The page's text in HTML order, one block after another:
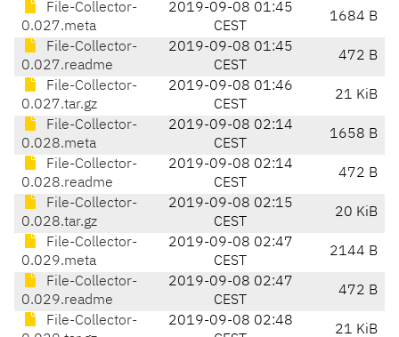
File-Collector-
0.027.meta
2019-09-08 01:45
CEST
1684 B
File-Collector-
0.027.readme
2019-09-08 01:45
CEST
472 B
File-Collector-
0.027.tar.gz
2019-09-08 01:46
CEST
21 KiB
File-Collector-
0.028.meta
2019-09-08 02:14
CEST
1658 B
File-Collector-
0.028.readme
2019-09-08 02:14
CEST
472 B
File-Collector-
0.028.tar.gz
2019-09-08 02:15
CEST
20 KiB
File-Collector-
0.029.meta
2019-09-08 02:47
CEST
2144 B
File-Collector-
0.029.readme
2019-09-08 02:47
CEST
472 B
File-Collector-
2019-09-08 02:48
21 KiB